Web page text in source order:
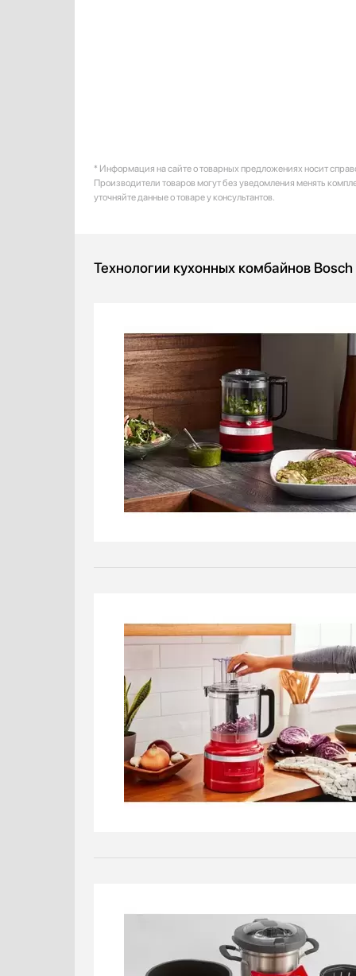
* Информация на сайте о товарных предложениях носит
Производители товаров могут без уведомления менять
уточняйте данные о товаре у консультантов.
Технологии кухонных комбайнов Bosch